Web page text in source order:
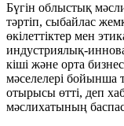
Бүгін облыстық
тәртіп, сыбайлас
өкілеттіктер мен
индустриялық-
кіші және орта
мәселелері бойынша
отырысы өтті, деп
мәслихатының